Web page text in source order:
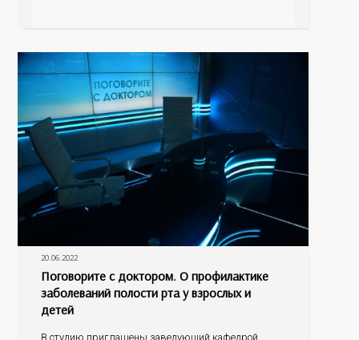
ветеранов войн Наталья Сергеевна Шокурова. С
20.06.2022
Поговорите с доктором. О профилактике
заболеваний полости рта у взрослых и
детей
В студию приглашены заведующий кафедрой